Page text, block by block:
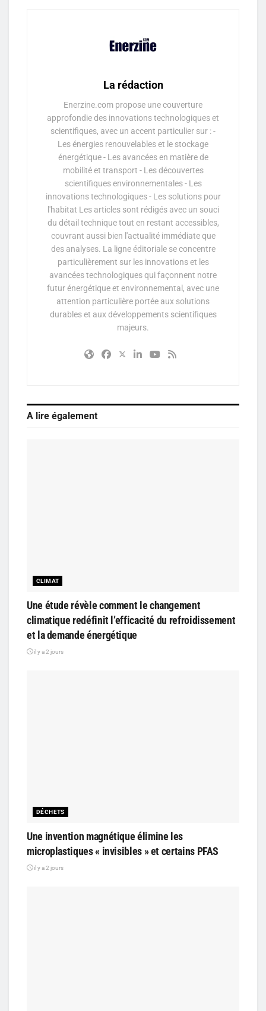
La rédaction
Enerzine.com propose une couverture
approfondie des innovations technologiques et
scientifiques, avec un accent particulier sur : -
Les énergies renouvelables et le stockage
énergétique - Les avancées en matière de
mobilité et transport - Les découvertes
scientifiques environnementales - Les
innovations technologiques - Les solutions pour
l'habitat Les articles sont rédigés avec un souci
du détail technique tout en restant accessibles,
couvrant aussi bien l'actualité immédiate que
des analyses. La ligne éditoriale se concentre
particulièrement sur les innovations et les
avancées technologiques qui façonnent notre
futur énergétique et environnemental, avec une
attention particulière portée aux solutions
durables et aux développements scientifiques
majeurs.
A lire également
CLIMAT
Une étude révèle comment le changement
climatique redéfinit l’efficacité du refroidissement
et la demande énergétique
il y a 2 jours
DÉCHETS
Une invention magnétique élimine les
microplastiques « invisibles » et certains PFAS
il y a 2 jours